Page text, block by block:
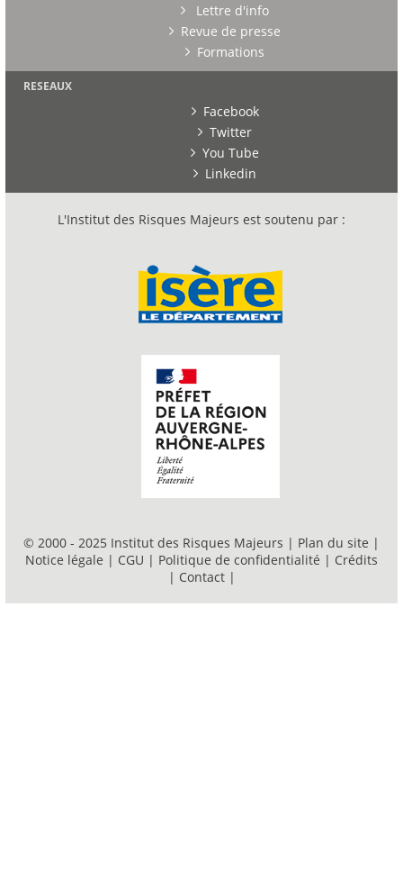
Lettre d'info
Revue de presse
Formations
RESEAUX
Facebook
Twitter
You Tube
Linkedin
L'Institut des Risques Majeurs est soutenu par :
© 2000 - 2025 Institut des Risques Majeurs | Plan du site |
Notice légale | CGU | Politique de confidentialité | Crédits
| Contact |